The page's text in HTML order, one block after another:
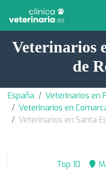
Veterinarios
de
España
Veterinarios en
Veterinarios en
Veterinarios en Santa
Top 10